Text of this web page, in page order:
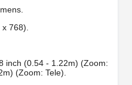
768).
inch (0.54 - 1.22m) (Zoom:
(Zoom: Tele).